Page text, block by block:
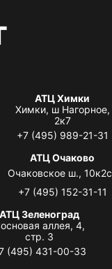
АТЦ Химки
Химки, ш Нагорное,
2к7
+7 (495) 989-21-31
АТЦ Очаково
Очаковское ш.,
+7 (495) 152-31-11
АТЦ Зеленоград
аллея, 4,
стр. 3
(495) 431-00-33